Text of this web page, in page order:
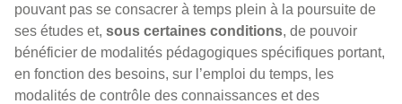
pouvant pas se consacrer à temps plein à la poursuite de
ses études et, sous certaines conditions, de pouvoir
bénéficier de modalités pédagogiques spécifiques portant,
en fonction des besoins, sur l’emploi du temps, les
modalités de contrôle des connaissances et des